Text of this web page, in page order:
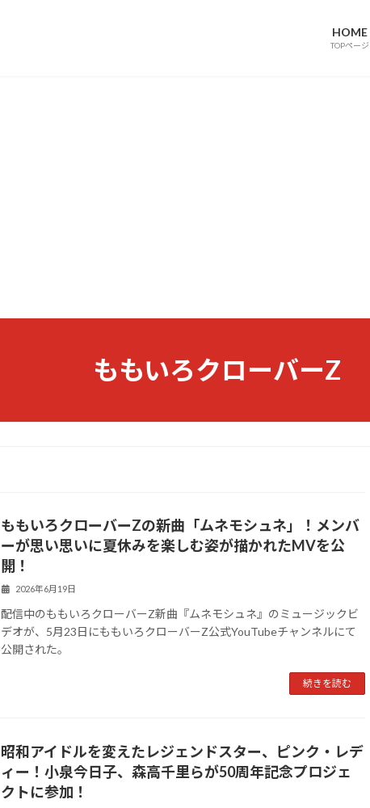
HOME
TOPページ
ももいろクローバーZ
ももいろクローバーZの新曲「ムネモシュネ」！メンバ
ーが思い思いに夏休みを楽しむ姿が描かれたMVを公
開！
2026年6月19日
配信中のももいろクローバーZ新曲『ムネモシュネ』のミュージックビ
デオが、5月23日にももいろクローバーZ公式YouTubeチャンネルにて
公開された。
続きを読む
昭和アイドルを変えたレジェンドスター、ピンク・レデ
ィー！小泉今日子、森高千里らが50周年記念プロジェ
クトに参加！